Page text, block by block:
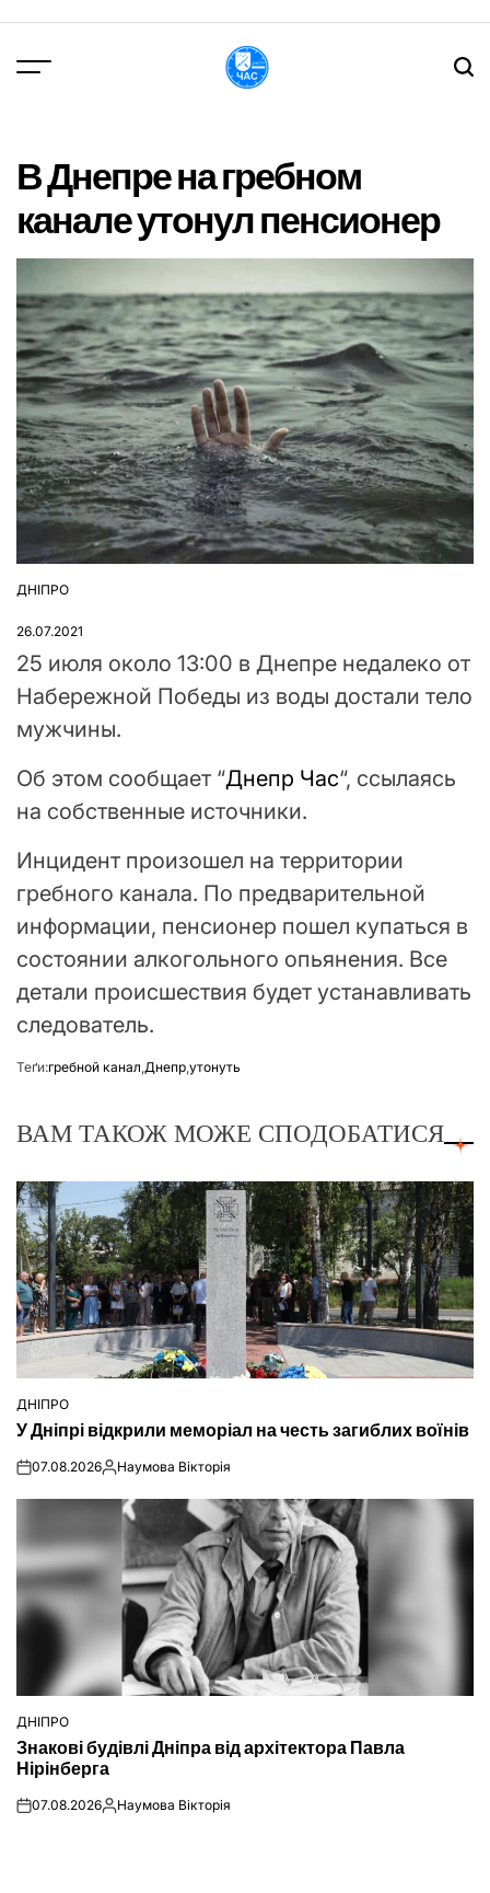
вмісту
В Днепре на гребном
канале утонул пенсионер
ОПУБЛІКУВАТИ
ДНІПРО
26.07.2021
25 июля около 13:00 в Днепре недалеко от
Набережной Победы из воды достали тело
мужчины.
Об этом сообщает “Днепр Час“, ссылаясь
на собственные источники.
Инцидент произошел на территории
гребного канала. По предварительной
информации, пенсионер пошел купаться в
состоянии алкогольного опьянения. Все
детали происшествия будет устанавливать
следователь.
Теґи:гребной канал Днепр утонуть
ВАМ ТАКОЖ МОЖЕ СПОДОБАТИСЯ
ОПУБЛІКУВАТИ
У
ДНІПРО
У Дніпрі відкрили меморіал на честь загиблих воїнів
on07.08.2026Опубліковано
Наумова Вікторія
ОПУБЛІКУВАТИ
У
ДНІПРО
Знакові будівлі Дніпра від архітектора Павла
Нірінберга
on07.08.2026Опубліковано
Наумова Вікторія